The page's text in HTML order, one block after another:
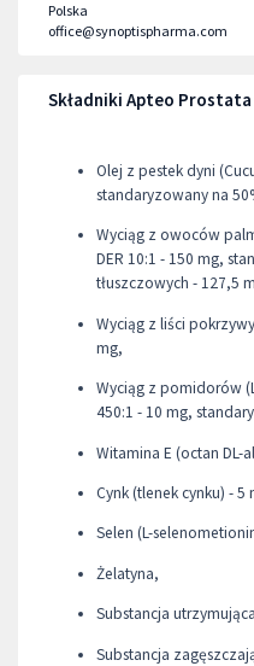
Polska
office@synoptispharma.com
Składniki Apteo Prostata
Olej z pestek dyni
standaryzowany na
Wyciąg z owoców
DER 10:1 - 150 mg,
tłuszczowych - 127,5
Wyciąg z liści
mg,
Wyciąg z pomidorów
450:1 - 10 mg,
Witamina E (octan DL-
Cynk (tlenek cynku) - 5
Selen (L-
Żelatyna,
Substancja
Substancja